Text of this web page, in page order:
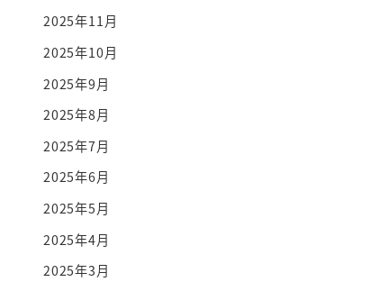
2025年11月
2025年10月
2025年9月
2025年8月
2025年7月
2025年6月
2025年5月
2025年4月
2025年3月